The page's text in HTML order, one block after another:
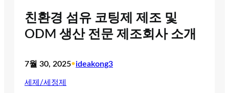
친환경 섬유 코팅제 제조 및
ODM 생산 전문 제조회사 소개
7월 30, 2025•ideakong3
세제/세정제